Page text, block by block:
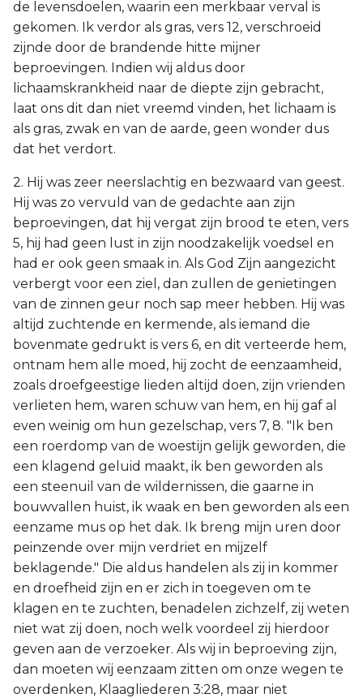
de levensdoelen, waarin een merkbaar verval is
gekomen. Ik verdor als gras, vers 12, verschroeid
zijnde door de brandende hitte mijner
beproevingen. Indien wij aldus door
lichaamskrankheid naar de diepte zijn gebracht,
laat ons dit dan niet vreemd vinden, het lichaam is
als gras, zwak en van de aarde, geen wonder dus
dat het verdort.
2. Hij was zeer neerslachtig en bezwaard van geest.
Hij was zo vervuld van de gedachte aan zijn
beproevingen, dat hij vergat zijn brood te eten, vers
5, hij had geen lust in zijn noodzakelijk voedsel en
had er ook geen smaak in. Als God Zijn aangezicht
verbergt voor een ziel, dan zullen de genietingen
van de zinnen geur noch sap meer hebben. Hij was
altijd zuchtende en kermende, als iemand die
bovenmate gedrukt is vers 6, en dit verteerde hem,
ontnam hem alle moed, hij zocht de eenzaamheid,
zoals droefgeestige lieden altijd doen, zijn vrienden
verlieten hem, waren schuw van hem, en hij gaf al
even weinig om hun gezelschap, vers 7, 8. "Ik ben
een roerdomp van de woestijn gelijk geworden, die
een klagend geluid maakt, ik ben geworden als
een steenuil van de wildernissen, die gaarne in
bouwvallen huist, ik waak en ben geworden als een
eenzame mus op het dak. Ik breng mijn uren door
peinzende over mijn verdriet en mijzelf
beklagende." Die aldus handelen als zij in kommer
en droefheid zijn en er zich in toegeven om te
klagen en te zuchten, benadelen zichzelf, zij weten
niet wat zij doen, noch welk voordeel zij hierdoor
geven aan de verzoeker. Als wij in beproeving zijn,
dan moeten wij eenzaam zitten om onze wegen te
overdenken, Klaagliederen 3:28, maar niet